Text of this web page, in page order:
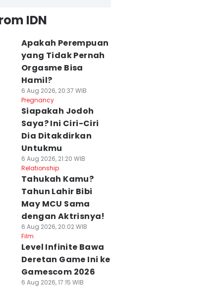
IDN
Apakah Perempuan
yang Tidak Pernah
Orgasme Bisa
Hamil?
6 Aug 2026, 20:37 WIB
Pregnancy
Siapakah Jodoh
Saya? Ini Ciri-Ciri
Dia Ditakdirkan
Untukmu
6 Aug 2026, 21:20 WIB
Relationship
Tahukah Kamu?
Tahun Lahir Bibi
May MCU Sama
dengan Aktrisnya!
6 Aug 2026, 20:02 WIB
Film
Level Infinite Bawa
Deretan Game Ini ke
Gamescom 2026
6 Aug 2026, 17:15 WIB